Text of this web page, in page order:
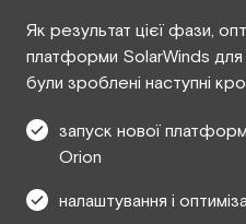
Як результат цієї фази,
платформи SolarWinds для
були зроблені наступні
запуск нової
Orion
налаштування і